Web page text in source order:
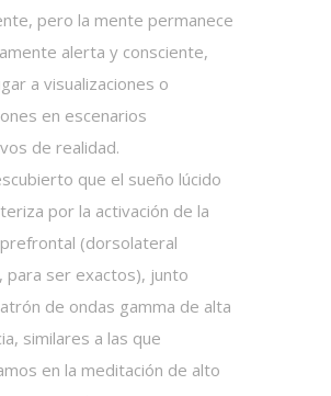
pero la mente permanece
alerta y consciente,
a visualizaciones o
en escenarios
de realidad.
que el sueño lúcido
por la activación de la
(dorsolateral
para ser exactos), junto
de ondas gamma de alta
similares a las que
en la meditación de alto